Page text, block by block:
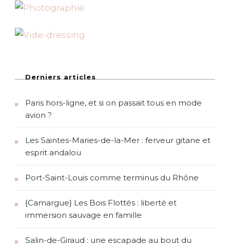
2
Derniers articles
Paris hors-ligne, et si on passait tous en mode
avion ?
Les Saintes-Maries-de-la-Mer : ferveur gitane et
esprit andalou
Port-Saint-Louis comme terminus du Rhône
{Camargue} Les Bois Flottés : liberté et
immersion sauvage en famille
Salin-de-Giraud : une escapade au bout du